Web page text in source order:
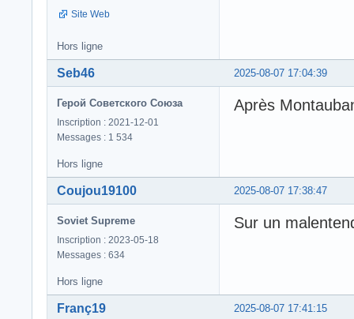
Site Web
Hors ligne
2025-08-07 17:04:39
Seb46
Герой Советского Союза
Inscription : 2021-12-01
Messages : 1 534
Après
Hors ligne
2025-08-07 17:38:47
Coujou19100
Soviet Supreme
Inscription : 2023-05-18
Messages : 634
Sur un
Hors ligne
2025-08-07 17:41:15
Franç19